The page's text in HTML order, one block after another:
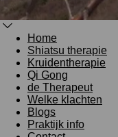
Home
Shiatsu therapie
Kruidentherapie
Qi Gong
de Therapeut
Welke klachten
Blogs
Praktijk info